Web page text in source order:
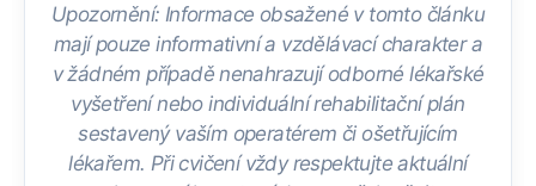
Upozornění: Informace obsažené v tomto článku
mají pouze informativní a vzdělávací charakter a
v žádném případě nenahrazují odborné lékařské
vyšetření nebo individuální rehabilitační plán
sestavený vaším operatérem či ošetřujícím
lékařem. Při cvičení vždy respektujte aktuální